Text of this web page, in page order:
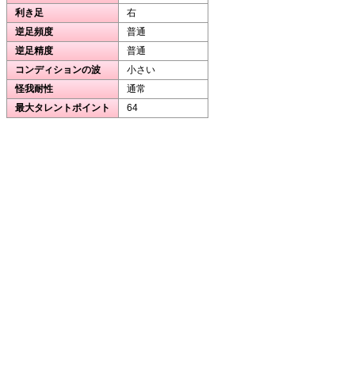
利き足
右
逆足頻度
普通
逆足精度
普通
コンディションの波
小さい
怪我耐性
通常
最大タレントポイント
64